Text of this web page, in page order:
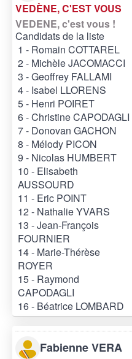
VEDÈNE, C'EST VOUS
VEDENE, c'est vous !
Candidats de la liste
1 - Romain COTTAREL
2 - Michèle JACOMACCI
3 - Geoffrey FALLAMI
4 - Isabel LLORENS
5 - Henri POIRET
6 - Christine CAPODAGLI
7 - Donovan GACHON
8 - Mélody PICON
9 - Nicolas HUMBERT
10 - Elisabeth
AUSSOURD
11 - Eric POINT
12 - Nathalie YVARS
13 - Jean-François
FOURNIER
14 - Marie-Thérèse
ROYER
15 - Raymond
CAPODAGLI
16 - Béatrice LOMBARD
Fabienne VERA